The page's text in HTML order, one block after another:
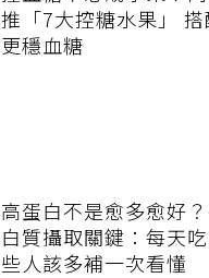
推「7大控糖水果」
更穩血糖
高蛋白不是愈多愈好
白質攝取關鍵：每天
些人該多補一次看懂